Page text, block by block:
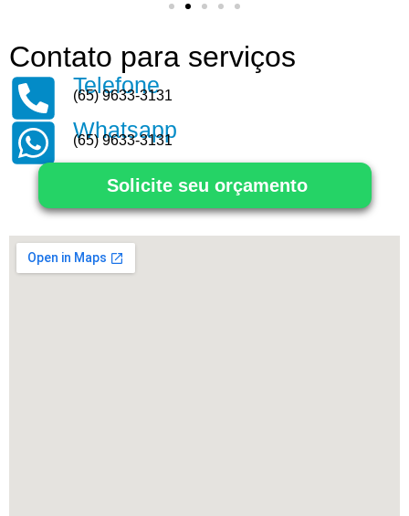
Contato para serviços
Telefone
(65) 9633-3131
Whatsapp
(65) 9633-3131
Solicite seu orçamento